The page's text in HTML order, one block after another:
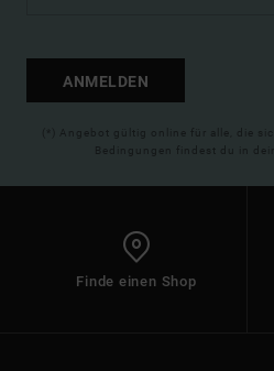
ANMELDEN
(*) Angebot gültig online für alle, die
Bedingungen findest du in
Finde einen Shop